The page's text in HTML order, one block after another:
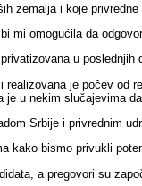
zemalja i koje
mi omogućila da
u poslednjih
realizovana je počev od
u nekim slučajevima
Srbije i privrednim
kako bismo privukli
a pregovori su